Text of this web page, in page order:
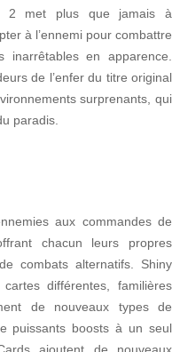
2 met plus que jamais à
à l’ennemi pour combattre
inarrêtables en apparence.
de l’enfer du titre original
surprenants, qui
paradis.
aux commandes de
chacun leurs propres
combats alternatifs. Shiny
différentes, familières
de nouveaux types de
puissants boosts à un seul